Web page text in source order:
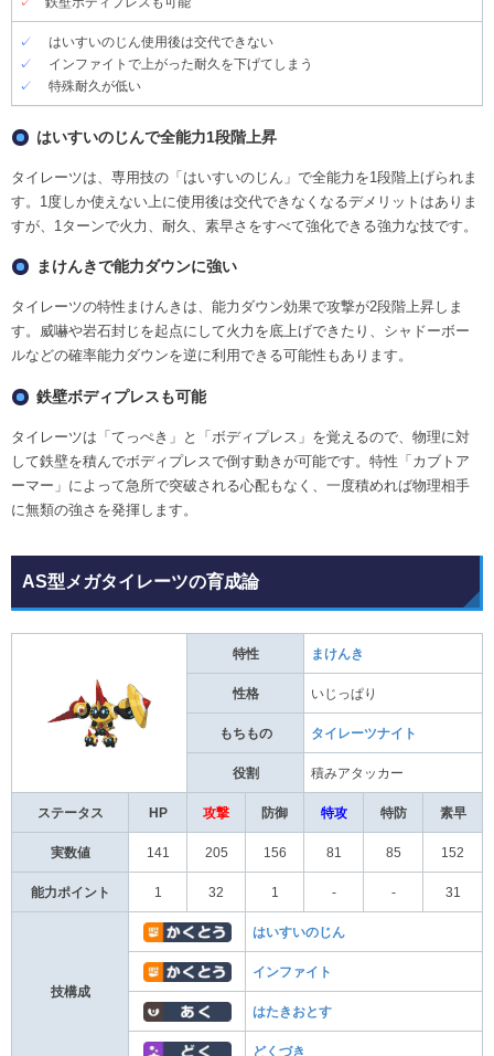
✓ 鉄壁ボディプレスも可能
✓ はいすいのじん使用後は交代できない
✓ インファイトで上がった耐久を下げてしまう
✓ 特殊耐久が低い
はいすいのじんで全能力1段階上昇
タイレーツは、専用技の「はいすいのじん」で全能力を1段階上げられま
す。1度しか使えない上に使用後は交代できなくなるデメリットはありま
すが、1ターンで火力、耐久、素早さをすべて強化できる強力な技です。
まけんきで能力ダウンに強い
タイレーツの特性まけんきは、能力ダウン効果で攻撃が2段階上昇しま
す。威嚇や岩石封じを起点にして火力を底上げできたり、シャドーボー
ルなどの確率能力ダウンを逆に利用できる可能性もあります。
鉄壁ボディプレスも可能
タイレーツは「てっぺき」と「ボディプレス」を覚えるので、物理に対
して鉄壁を積んでボディプレスで倒す動きが可能です。特性「カブトア
ーマー」によって急所で突破される心配もなく、一度積めれば物理相手
に無類の強さを発揮します。
AS型メガタイレーツの育成論
特性 まけんき
性格 いじっぱり
もちもの タイレーツナイト
役割 積みアタッカー
ステータス HP 攻撃 防御 特攻 特防 素早
実数値 141 205 156 81 85 152
能力ポイント 1 32 1 - - 31
技構成
はいすいのじん
インファイト
はたきおとす
どくづき